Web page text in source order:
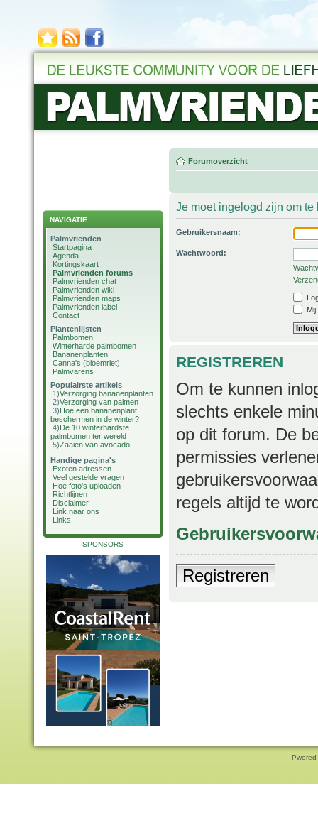
NAVIGATIE
Palmvrienden
Startpagina
Agenda
Kortingskaart
Palmvrienden forums
Palmvrienden chat
Palmvrienden wiki
Palmvrienden maps
Palmvrienden label
Contact
Plantenlijsten
Palmbomen
Winterharde palmbomen
Bananenplanten
Canna's (bloemriet)
Palmvarens
Populairste artikels
1)Verzorging bananenplanten
2)Verzorging van palmen
3)Hoe een bananenplant
beschermen in de winter?
4)De 10 winterhardste
palmbomen ter wereld
5)Zaaien van avocado
Handige pagina's
Exoten adressen
Veel gestelde vragen
Hoe foto's uploaden
Richtlijnen
Disclaimer
Link naar ons
Links
SPONSORS
Forumoverzicht
Je moet ingelogd zijn om
Gebruikersnaam:
Wachtwoord:
REGISTREREN
Om te kunnen
slechts enkele
op dit forum. De
permissies
regels altijd te
Registreren